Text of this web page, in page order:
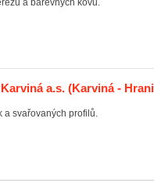
a barevných kovů.
a.s. (Karviná -
a svařovaných profilů.